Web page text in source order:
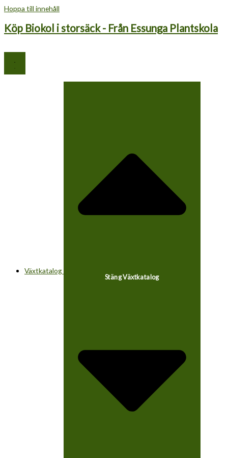
Hoppa till innehåll
Köp Biokol i storsäck - Från Essunga Plantskola
Växtkatalog
Stäng Växtkatalog